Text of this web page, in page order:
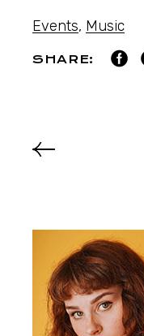
Events, Music
SHARE: